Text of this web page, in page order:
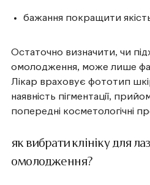
бажання покращити
Остаточно визначити, чи
омолодження, може лише
Лікар враховує фототип
наявність пігментації, прийом
попередні косметологічні
як вибрати клініку для
омолодження?